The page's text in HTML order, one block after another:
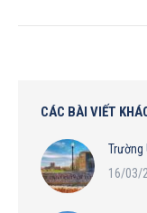
CÁC BÀI VIẾT
Trường
16/03/